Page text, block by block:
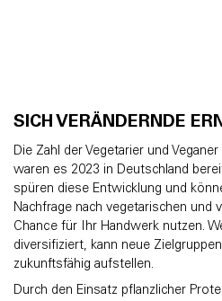
SICH VERÄNDERNDE
Die Zahl der Vegetarier und
waren es 2023 in Deutschland
spüren diese Entwicklung und
Nachfrage nach vegetarischen und
Chance für Ihr Handwerk nutzen.
diversifiziert, kann neue
zukunftsfähig aufstellen.
Durch den Einsatz pflanzlicher